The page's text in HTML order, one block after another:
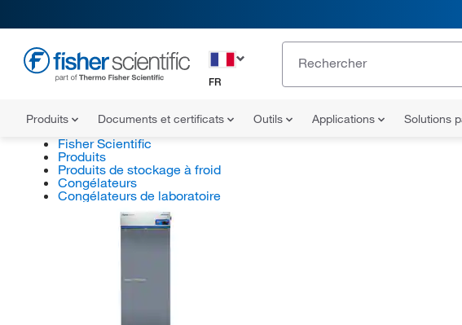
FR
Produits Documents et certificats Outils Applications Solutions
Fisher Scientific
Produits
Produits de stockage à froid
Congélateurs
Congélateurs de laboratoire